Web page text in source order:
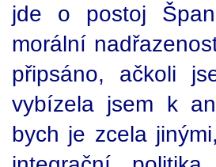
jde o postoj
morální
připsáno, ačkoli
vybízela jsem k
bych je zcela